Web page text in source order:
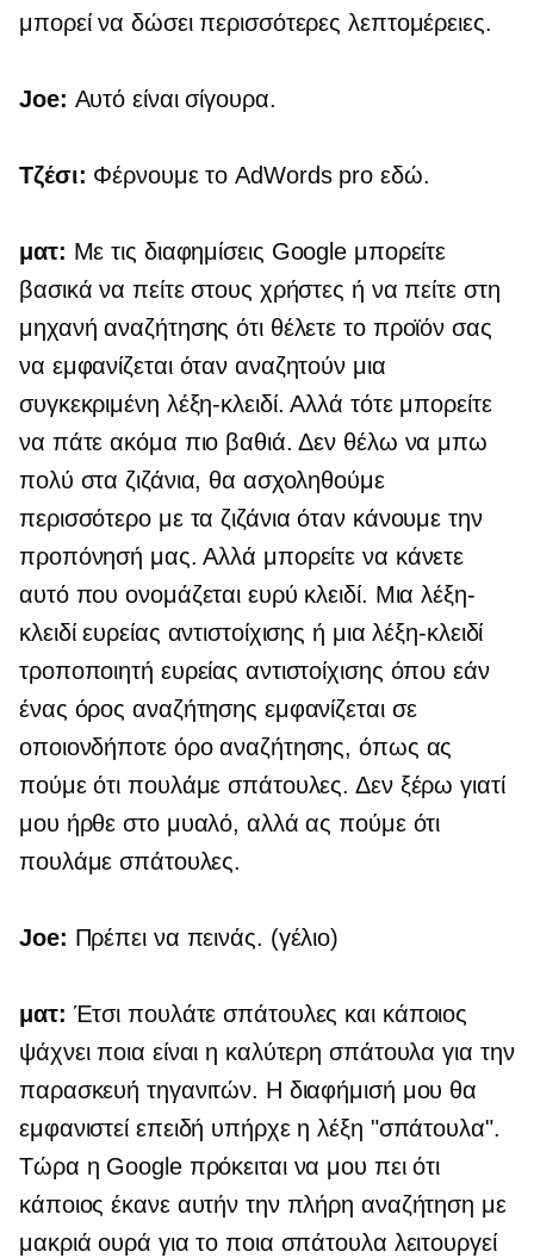
μπορεί να δώσει περισσότερες λεπτομέρειες.
Joe: Αυτό είναι σίγουρα.
Τζέσι: Φέρνουμε το AdWords pro εδώ.
ματ: Με τις διαφημίσεις Google μπορείτε
βασικά να πείτε στους χρήστες ή να πείτε στη
μηχανή αναζήτησης ότι θέλετε το προϊόν σας
να εμφανίζεται όταν αναζητούν μια
συγκεκριμένη λέξη-κλειδί. Αλλά τότε μπορείτε
να πάτε ακόμα πιο βαθιά. Δεν θέλω να μπω
πολύ στα ζιζάνια, θα ασχοληθούμε
περισσότερο με τα ζιζάνια όταν κάνουμε την
προπόνησή μας. Αλλά μπορείτε να κάνετε
αυτό που ονομάζεται ευρύ κλειδί. Μια λέξη-
κλειδί ευρείας αντιστοίχισης ή μια λέξη-κλειδί
τροποποιητή ευρείας αντιστοίχισης όπου εάν
ένας όρος αναζήτησης εμφανίζεται σε
οποιονδήποτε όρο αναζήτησης, όπως ας
πούμε ότι πουλάμε σπάτουλες. Δεν ξέρω γιατί
μου ήρθε στο μυαλό, αλλά ας πούμε ότι
πουλάμε σπάτουλες.
Joe: Πρέπει να πεινάς. (γέλιο)
ματ: Έτσι πουλάτε σπάτουλες και κάποιος
ψάχνει ποια είναι η καλύτερη σπάτουλα για την
παρασκευή τηγανιτών. Η διαφήμισή μου θα
εμφανιστεί επειδή υπήρχε η λέξη "σπάτουλα".
Τώρα η Google πρόκειται να μου πει ότι
κάποιος έκανε αυτήν την πλήρη αναζήτηση με
μακριά ουρά για το ποια σπάτουλα λειτουργεί